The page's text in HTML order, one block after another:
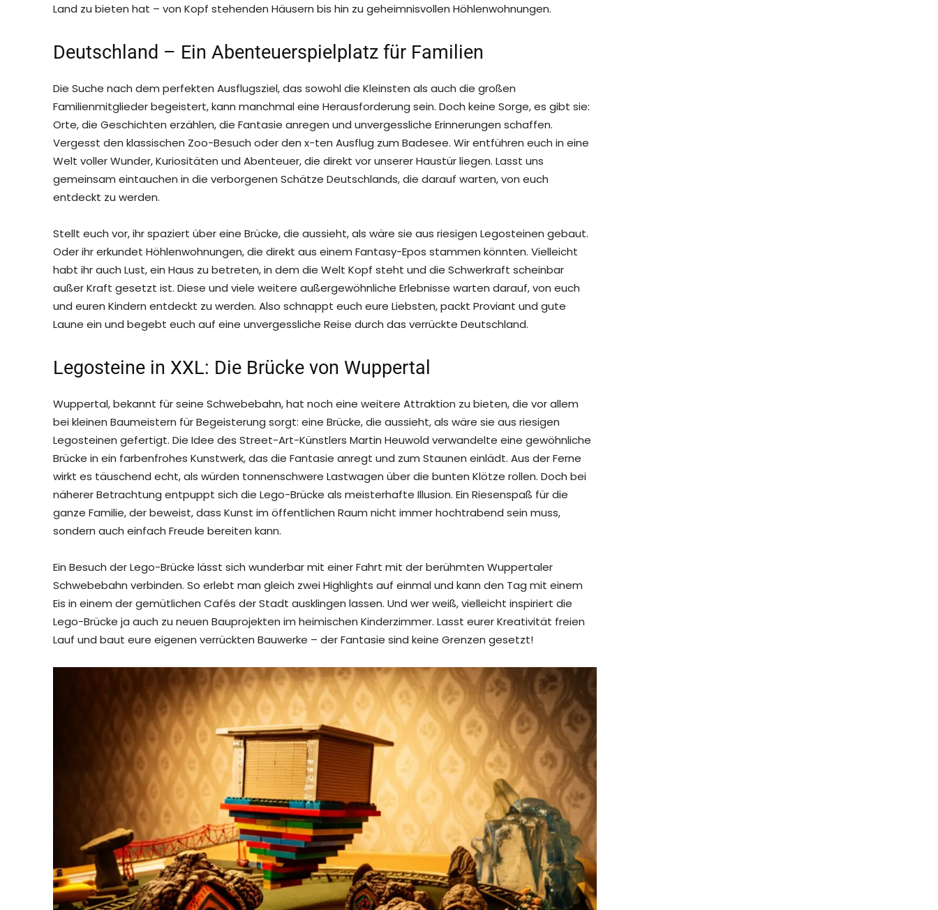
Land zu bieten hat – von Kopf stehenden Häusern bis hin zu geheimnisvollen Höhlenwohnungen.
Deutschland – Ein Abenteuerspielplatz für Familien
Die Suche nach dem perfekten Ausflugsziel, das sowohl die Kleinsten als auch die großen
Familienmitglieder begeistert, kann manchmal eine Herausforderung sein. Doch keine Sorge, es gibt sie:
Orte, die Geschichten erzählen, die Fantasie anregen und unvergessliche Erinnerungen schaffen.
Vergesst den klassischen Zoo-Besuch oder den x-ten Ausflug zum Badesee. Wir entführen euch in eine
Welt voller Wunder, Kuriositäten und Abenteuer, die direkt vor unserer Haustür liegen. Lasst uns
gemeinsam eintauchen in die verborgenen Schätze Deutschlands, die darauf warten, von euch
entdeckt zu werden.
Stellt euch vor, ihr spaziert über eine Brücke, die aussieht, als wäre sie aus riesigen Legosteinen gebaut.
Oder ihr erkundet Höhlenwohnungen, die direkt aus einem Fantasy-Epos stammen könnten. Vielleicht
habt ihr auch Lust, ein Haus zu betreten, in dem die Welt Kopf steht und die Schwerkraft scheinbar
außer Kraft gesetzt ist. Diese und viele weitere außergewöhnliche Erlebnisse warten darauf, von euch
und euren Kindern entdeckt zu werden. Also schnappt euch eure Liebsten, packt Proviant und gute
Laune ein und begebt euch auf eine unvergessliche Reise durch das verrückte Deutschland.
Legosteine in XXL: Die Brücke von Wuppertal
Wuppertal, bekannt für seine Schwebebahn, hat noch eine weitere Attraktion zu bieten, die vor allem
bei kleinen Baumeistern für Begeisterung sorgt: eine Brücke, die aussieht, als wäre sie aus riesigen
Legosteinen gefertigt. Die Idee des Street-Art-Künstlers Martin Heuwold verwandelte eine gewöhnliche
Brücke in ein farbenfrohes Kunstwerk, das die Fantasie anregt und zum Staunen einlädt. Aus der Ferne
wirkt es täuschend echt, als würden tonnenschwere Lastwagen über die bunten Klötze rollen. Doch bei
näherer Betrachtung entpuppt sich die Lego-Brücke als meisterhafte Illusion. Ein Riesenspaß für die
ganze Familie, der beweist, dass Kunst im öffentlichen Raum nicht immer hochtrabend sein muss,
sondern auch einfach Freude bereiten kann.
Ein Besuch der Lego-Brücke lässt sich wunderbar mit einer Fahrt mit der berühmten Wuppertaler
Schwebebahn verbinden. So erlebt man gleich zwei Highlights auf einmal und kann den Tag mit einem
Eis in einem der gemütlichen Cafés der Stadt ausklingen lassen. Und wer weiß, vielleicht inspiriert die
Lego-Brücke ja auch zu neuen Bauprojekten im heimischen Kinderzimmer. Lasst eurer Kreativität freien
Lauf und baut eure eigenen verrückten Bauwerke – der Fantasie sind keine Grenzen gesetzt!